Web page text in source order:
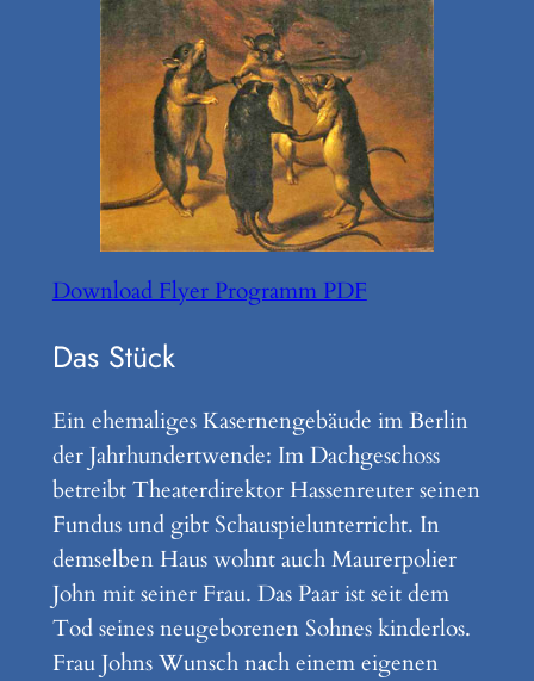
Download Flyer Programm PDF
Das Stück
Ein ehemaliges Kasernengebäude im Berlin
der Jahrhundertwende: Im Dachgeschoss
betreibt Theaterdirektor Hassenreuter seinen
Fundus und gibt Schauspielunterricht. In
demselben Haus wohnt auch Maurerpolier
John mit seiner Frau. Das Paar ist seit dem
Tod seines neugeborenen Sohnes kinderlos.
Frau Johns Wunsch nach einem eigenen